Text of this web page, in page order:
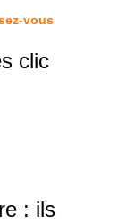
vous
clic
: ils